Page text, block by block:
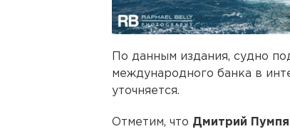
По данным издания, судно
международного банка в
уточняется.
Отметим, что Дмитрий